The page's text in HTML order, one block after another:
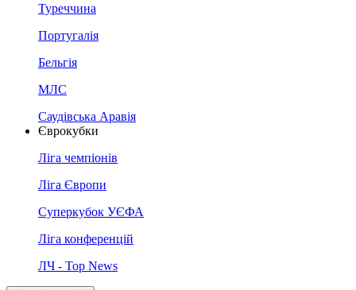
Туреччина
Португалія
Бельгія
МЛС
Саудівська Аравія
Єврокубки
Ліга чемпіонів
Ліга Європи
Суперкубок УЄФА
Ліга конференцій
ЛЧ - Top News